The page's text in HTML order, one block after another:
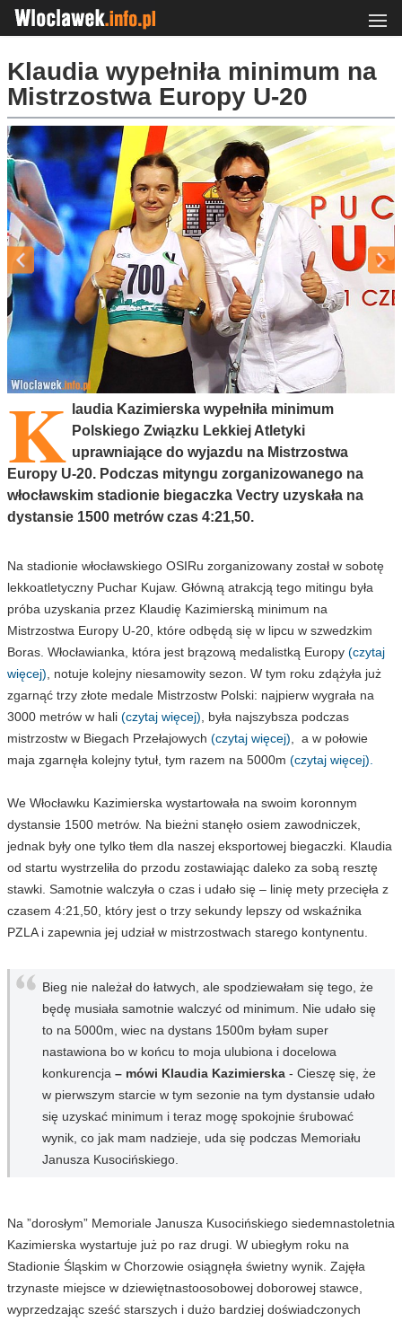
Klaudia wypełniła minimum na
Mistrzostwa Europy U-20
K laudia Kazimierska wypełniła minimum
Polskiego Związku Lekkiej Atletyki
uprawniające do wyjazdu na Mistrzostwa
Europy U-20. Podczas mityngu zorganizowanego na
włocławskim stadionie biegaczka Vectry uzyskała na
dystansie 1500 metrów czas 4:21,50.
Na stadionie włocławskiego OSIRu zorganizowany został w sobotę
lekkoatletyczny Puchar Kujaw. Główną atrakcją tego mitingu była
próba uzyskania przez Klaudię Kazimierską minimum na
Mistrzostwa Europy U-20, które odbędą się w lipcu w szwedzkim
Boras. Włocławianka, która jest brązową medalistką Europy (czytaj
więcej) , notuje kolejny niesamowity sezon. W tym roku zdążyła już
zgarnąć trzy złote medale Mistrzostw Polski: najpierw wygrała na
3000 metrów w hali (czytaj więcej) , była najszybsza podczas
mistrzostw w Biegach Przełajowych (czytaj więcej) , a w połowie
maja zgarnęła kolejny tytuł, tym razem na 5000m (czytaj więcej).
We Włocławku Kazimierska wystartowała na swoim koronnym
dystansie 1500 metrów. Na bieżni stanęło osiem zawodniczek,
jednak były one tylko tłem dla naszej eksportowej biegaczki. Klaudia
od startu wystrzeliła do przodu zostawiając daleko za sobą resztę
stawki. Samotnie walczyła o czas i udało się – linię mety przecięła z
czasem 4:21,50, który jest o trzy sekundy lepszy od wskaźnika
PZLA i zapewnia jej udział w mistrzostwach starego kontynentu.
Bieg nie należał do łatwych, ale spodziewałam się tego, że
będę musiała samotnie walczyć od minimum. Nie udało się
to na 5000m, wiec na dystans 1500m byłam super
nastawiona bo w końcu to moja ulubiona i docelowa
konkurencja – mówi Klaudia Kazimierska - Cieszę się, że
w pierwszym starcie w tym sezonie na tym dystansie udało
się uzyskać minimum i teraz mogę spokojnie śrubować
wynik, co jak mam nadzieje, uda się podczas Memoriału
Janusza Kusocińskiego.
Na ”dorosłym” Memoriale Janusza Kusocińskiego siedemnastoletnia
Kazimierska wystartuje już po raz drugi. W ubiegłym roku na
Stadionie Śląskim w Chorzowie osiągnęła świetny wynik. Zajęła
trzynaste miejsce w dziewiętnastoosobowej doborowej stawce,
wyprzedzając sześć starszych i dużo bardziej doświadczonych